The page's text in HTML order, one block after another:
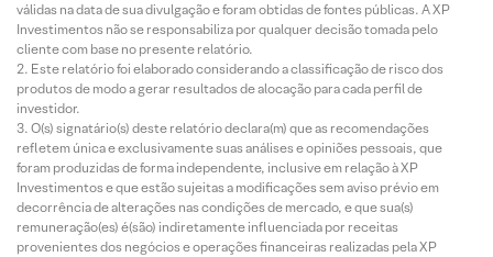
válidas na data de sua divulgação e foram obtidas de fontes públicas. A XP
Investimentos não se responsabiliza por qualquer decisão tomada pelo
cliente com base no presente relatório.
Este relatório foi elaborado considerando a classificação de risco dos
produtos de modo a gerar resultados de alocação para cada perfil de
investidor.
O(s) signatário(s) deste relatório declara(m) que as recomendações
refletem única e exclusivamente suas análises e opiniões pessoais, que
foram produzidas de forma independente, inclusive em relação à XP
Investimentos e que estão sujeitas a modificações sem aviso prévio em
decorrência de alterações nas condições de mercado, e que sua(s)
remuneração(es) é(são) indiretamente influenciada por receitas
provenientes dos negócios e operações financeiras realizadas pela XP